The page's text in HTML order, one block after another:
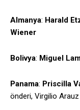
Almanya: Harald
Wiener
Bolivya: Miguel
Panama: Priscilla
önderi, Virgilio